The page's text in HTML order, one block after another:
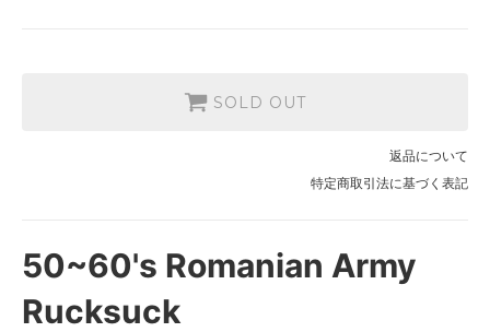
SOLD OUT
返品について
特定商取引法に基づく表記
50~60's Romanian Army
Rucksuck